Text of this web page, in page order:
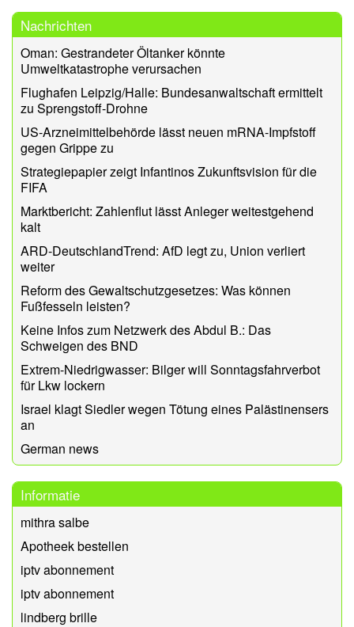
Nachrichten
Oman: Gestrandeter Öltanker könnte
Umweltkatastrophe verursachen
Flughafen Leipzig/Halle: Bundesanwaltschaft ermittelt
zu Sprengstoff-Drohne
US-Arzneimittelbehörde lässt neuen mRNA-Impfstoff
gegen Grippe zu
Strategiepapier zeigt Infantinos Zukunftsvision für die
FIFA
Marktbericht: Zahlenflut lässt Anleger weitestgehend
kalt
ARD-DeutschlandTrend: AfD legt zu, Union verliert
weiter
Reform des Gewaltschutzgesetzes: Was können
Fußfesseln leisten?
Keine Infos zum Netzwerk des Abdul B.: Das
Schweigen des BND
Extrem-Niedrigwasser: Bilger will Sonntagsfahrverbot
für Lkw lockern
Israel klagt Siedler wegen Tötung eines Palästinensers
an
German news
Informatie
mithra salbe
Apotheek bestellen
iptv abonnement
iptv abonnement
lindberg brille